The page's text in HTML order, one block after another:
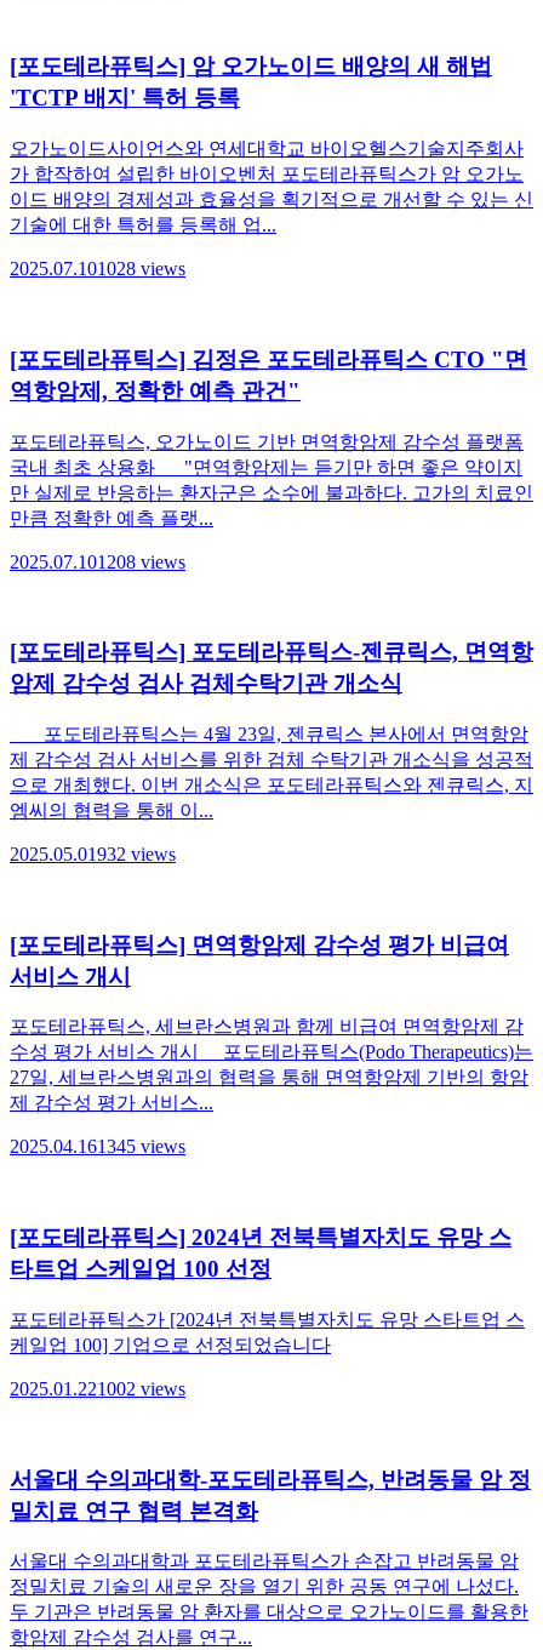
[포도테라퓨틱스] 암 오가노이드 배양의 새 해법
'TCTP 배지' 특허 등록
오가노이드사이언스와 연세대학교 바이오헬스기술지주회사
가 합작하여 설립한 바이오벤처 포도테라퓨틱스가 암 오가노
이드 배양의 경제성과 효율성을 획기적으로 개선할 수 있는 신
기술에 대한 특허를 등록해 업...
2025.07.101028 views
[포도테라퓨틱스] 김정은 포도테라퓨틱스 CTO "면
역항암제, 정확한 예측 관건"
포도테라퓨틱스, 오가노이드 기반 면역항암제 감수성 플랫폼
국내 최초 상용화 "면역항암제는 듣기만 하면 좋은 약이지
만 실제로 반응하는 환자군은 소수에 불과하다. 고가의 치료인
만큼 정확한 예측 플랫...
2025.07.101208 views
[포도테라퓨틱스] 포도테라퓨틱스-젠큐릭스, 면역항
암제 감수성 검사 검체수탁기관 개소식
포도테라퓨틱스는 4월 23일, 젠큐릭스 본사에서 면역항암
제 감수성 검사 서비스를 위한 검체 수탁기관 개소식을 성공적
으로 개최했다. 이번 개소식은 포도테라퓨틱스와 젠큐릭스, 지
엠씨의 협력을 통해 이...
2025.05.01932 views
[포도테라퓨틱스] 면역항암제 감수성 평가 비급여
서비스 개시
포도테라퓨틱스, 세브란스병원과 함께 비급여 면역항암제 감
수성 평가 서비스 개시 포도테라퓨틱스(Podo Therapeutics)는
27일, 세브란스병원과의 협력을 통해 면역항암제 기반의 항암
제 감수성 평가 서비스...
2025.04.161345 views
[포도테라퓨틱스] 2024년 전북특별자치도 유망 스
타트업 스케일업 100 선정
포도테라퓨틱스가 [2024년 전북특별자치도 유망 스타트업 스
케일업 100] 기업으로 선정되었습니다
2025.01.221002 views
서울대 수의과대학-포도테라퓨틱스, 반려동물 암 정
밀치료 연구 협력 본격화
서울대 수의과대학과 포도테라퓨틱스가 손잡고 반려동물 암
정밀치료 기술의 새로운 장을 열기 위한 공동 연구에 나섰다.
두 기관은 반려동물 암 환자를 대상으로 오가노이드를 활용한
항암제 감수성 검사를 연구...